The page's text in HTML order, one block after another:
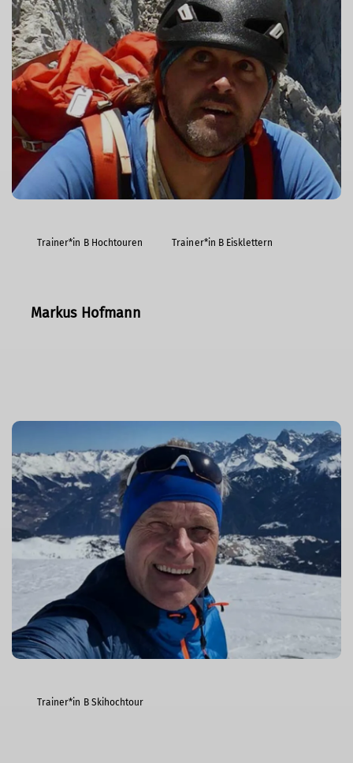
Trainer*in B Hochtouren Trainer*in B Eisklettern
Markus Hofmann
Trainer*in B Skihochtour